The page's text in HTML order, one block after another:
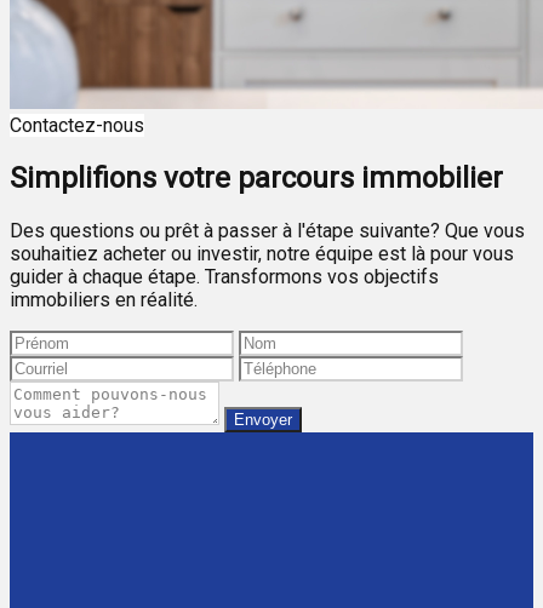
Contactez-nous
Simplifions votre parcours immobilier
Des questions ou prêt à passer à l'étape suivante? Que vous
souhaitiez acheter ou investir, notre équipe est là pour vous
guider à chaque étape. Transformons vos objectifs
immobiliers en réalité.
Envoyer